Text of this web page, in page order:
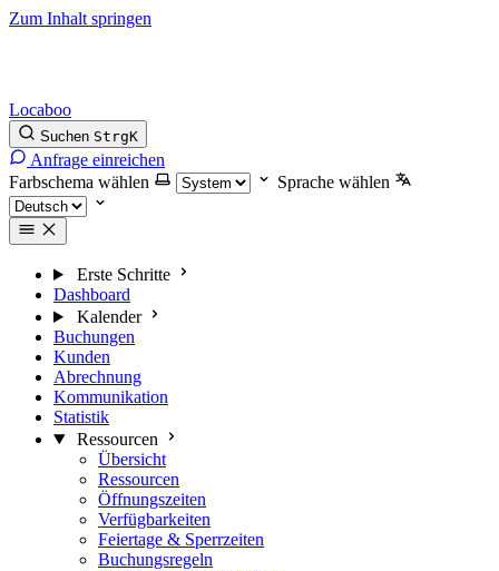
Zum Inhalt springen
Locaboo
Suchen StrgK
Anfrage einreichen
Farbschema wählen
Sprache wählen
Erste Schritte
Dashboard
Kalender
Buchungen
Kunden
Abrechnung
Kommunikation
Statistik
Ressourcen
Übersicht
Ressourcen
Öffnungszeiten
Verfügbarkeiten
Feiertage & Sperrzeiten
Buchungsregeln